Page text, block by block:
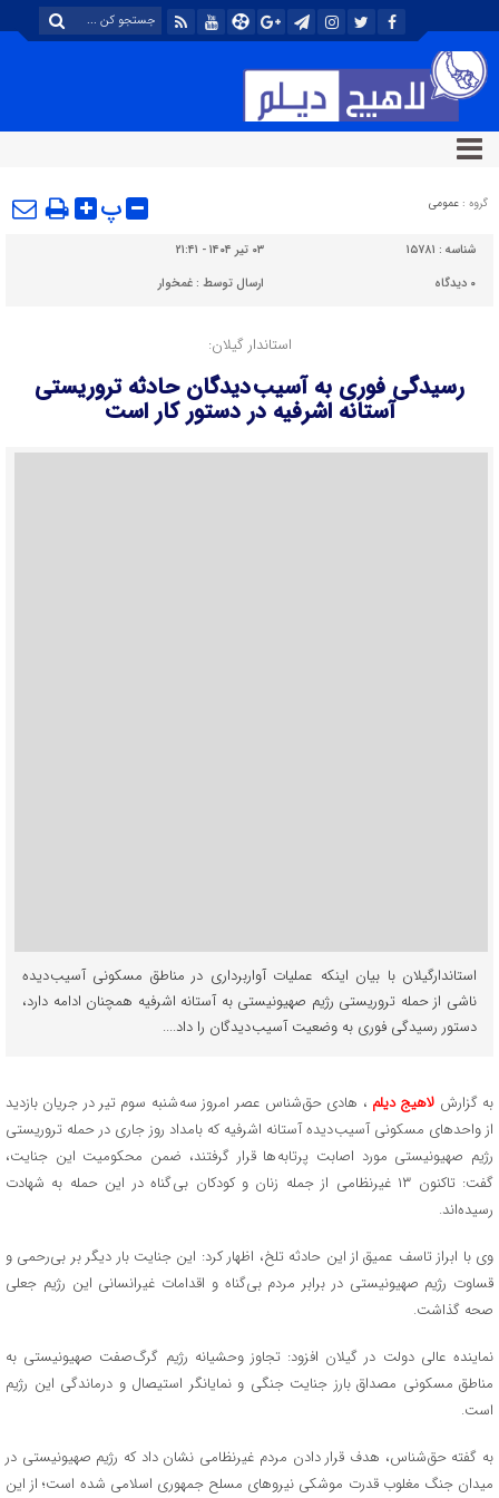
گروه : عمومی پ
شناسه : ۱۵۷۸۱
۰۳ تیر ۱۴۰۴ - ۲۱:۴۱
۰ دیدگاه ارسال توسط :غمخوار
استاندار گیلان:
رسیدگی فوری به آسیب دیدگان حادثه تروریستی
آستانه اشرفیه در دستور کار است
استاندارگیلان با بیان اینکه عملیات آواربرداری در مناطق مسکونی آسیب دیده
ناشی از حمله تروریستی رژیم صهیونیستی به آستانه اشرفیه همچنان ادامه دارد،
دستور رسیدگی فوری به وضعیت آسیب دیدگان را داد....
به گزارش لاهیج دیلم ، هادی حق شناس عصر امروز سه شنبه سوم تیر در جریان بازدید
از واحدهای مسکونی آسیب دیده آستانه اشرفیه که بامداد روز جاری در حمله تروریستی
رژیم صهیونیستی مورد اصابت پرتابه ها قرار گرفتند، ضمن محکومیت این جنایت،
گفت: تاکنون ۱۳ غیرنظامی از جمله زنان و کودکان بی گناه در این حمله به شهادت
رسیده‌اند.
وی با ابراز تاسف عمیق از این حادثه تلخ، اظهار کرد: این جنایت بار دیگر بر بی‌رحمی و
قساوت رژیم صهیونیستی در برابر مردم بی‌گناه و اقدامات غیرانسانی این رژیم جعلی
صحه گذاشت.
نماینده عالی دولت در گیلان افزود: تجاوز وحشیانه رژیم گرگ صفت صهیونیستی به
مناطق مسکونی مصداق بارز جنایت جنگی و نمایانگر استیصال و درماندگی این رژیم
است.
به گفته حق شناس، هدف قرار دادن مردم غیرنظامی نشان داد که رژیم صهیونیستی در
میدان جنگ مغلوب قدرت موشکی نیروهای مسلح جمهوری اسلامی شده است؛ از این